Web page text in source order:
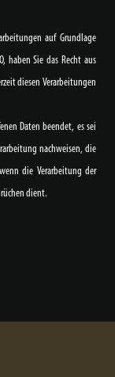
auf Grundlage
haben Sie das Recht aus
diesen Verarbeitungen
Daten beendet, es sei
nachweisen, die
die Verarbeitung der
dient.